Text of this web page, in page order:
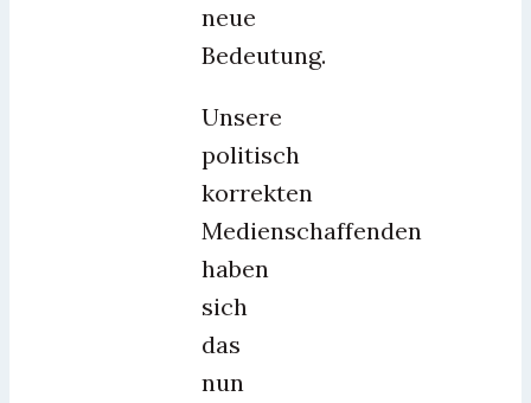
neue
Bedeutung.
Unsere
politisch
korrekten
Medienschaffenden
haben
sich
das
nun